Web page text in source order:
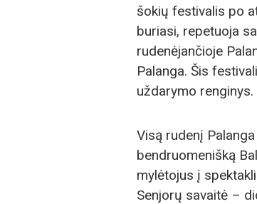
šokių festivalis po
buriasi, repetuoja
rudenėjančioje
Palanga. Šis
uždarymo renginys.
Visą rudenį
bendruomenišką
mylėtojus į
Senjorų savaitė –